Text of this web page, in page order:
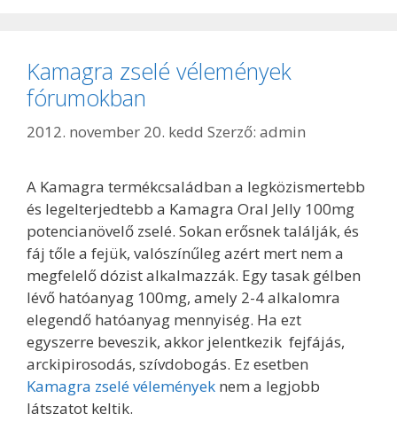
Kamagra zselé vélemények
fórumokban
2012. november 20. kedd Szerző: admin
A Kamagra termékcsaládban a legközismertebb
és legelterjedtebb a Kamagra Oral Jelly 100mg
potencianövelő zselé. Sokan erősnek találják, és
fáj tőle a fejük, valószínűleg azért mert nem a
megfelelő dózist alkalmazzák. Egy tasak gélben
lévő hatóanyag 100mg, amely 2-4 alkalomra
elegendő hatóanyag mennyiség. Ha ezt
egyszerre beveszik, akkor jelentkezik fejfájás,
arckipirosodás, szívdobogás. Ez esetben
Kamagra zselé vélemények nem a legjobb
látszatot keltik.